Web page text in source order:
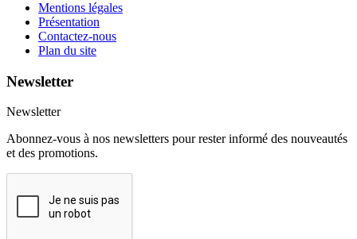
Mentions légales
Présentation
Contactez-nous
Plan du site
Newsletter
Newsletter
Abonnez-vous à nos newsletters pour rester informé des nouveautés
et des promotions.